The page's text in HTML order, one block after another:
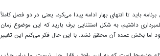
باید تا انتهای بهار ادامه پیدا می‌کرد، یعنی در دو فصل کاملاً
داشتیم، به شکل استثنایی برف بارید که این موضوع زمان
اما بخش عمده آن محقق نشد. با این حال فکر می‌کنم این تغییر